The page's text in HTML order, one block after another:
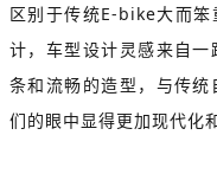
区别于传统E-bike大而
计，车型设计灵感来自
条和流畅的造型，与传
们的眼中显得更加现代化